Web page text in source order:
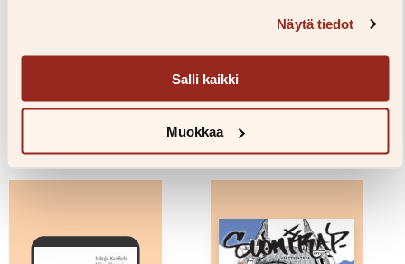
Näytä tiedot
Salli kaikki
Muokkaa
Kuvapankkiin